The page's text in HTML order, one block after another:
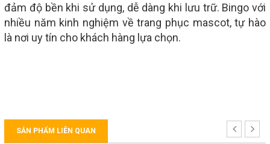
đảm độ bền khi sử dụng, dễ dàng khi lưu trữ. Bingo với
nhiều năm kinh nghiệm về trang phục mascot, tự hào
là nơi uy tín cho khách hàng lựa chọn.
SẢN PHẨM LIÊN QUAN